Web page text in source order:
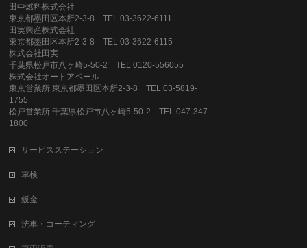
田中燃料株式会社
東京都墨田区本所2-3-8 TEL 03-3622-6111
田実興産株式会社
東京都墨田区本所2-3-8 TEL 03-3622-6115
株式会社田実
千葉県松戸市八ヶ崎5-50-2 TEL 0120-556055
株式会社オートアベール
東京営業所 東京都墨田区本所2-3-8 TEL 03-5819-
1755
松戸営業所 千葉県松戸市八ヶ崎5-50-2 TEL 047-347-
1800
サービスステーション
車検
鈑金
洗車・コーティング